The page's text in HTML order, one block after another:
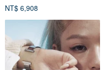
NT$ 6,908